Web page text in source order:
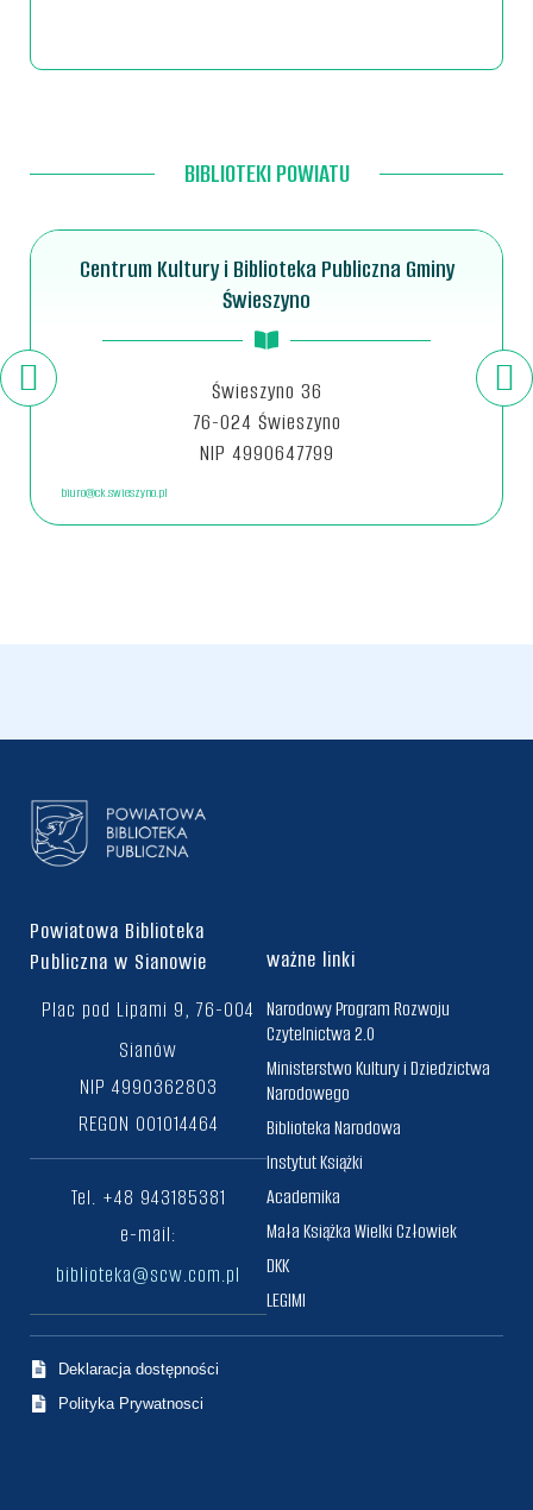
BIBLIOTEKI POWIATU
Centrum Kultury i Biblioteka Publiczna Gminy
Świeszyno
Świeszyno 36
76-024 Świeszyno
NIP 4990647799
biuro@ck.swieszyno.pl
Powiatowa Biblioteka
Publiczna w Sianowie
Plac pod Lipami 9, 76-004
Sianów
NIP 4990362803
REGON 001014464
Tel. +48 943185381
e-mail:
biblioteka@scw.com.pl
ważne linki
Narodowy Program Rozwoju
Czytelnictwa 2.0
Ministerstwo Kultury i Dziedzictwa
Narodowego
Biblioteka Narodowa
Instytut Książki
Academika
Mała Książka Wielki Człowiek
DKK
LEGIMI
Deklaracja dostępności
Polityka Prywatnosci